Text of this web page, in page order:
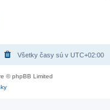
Všetky časy sú v UTC+02:00
© phpBB Limited